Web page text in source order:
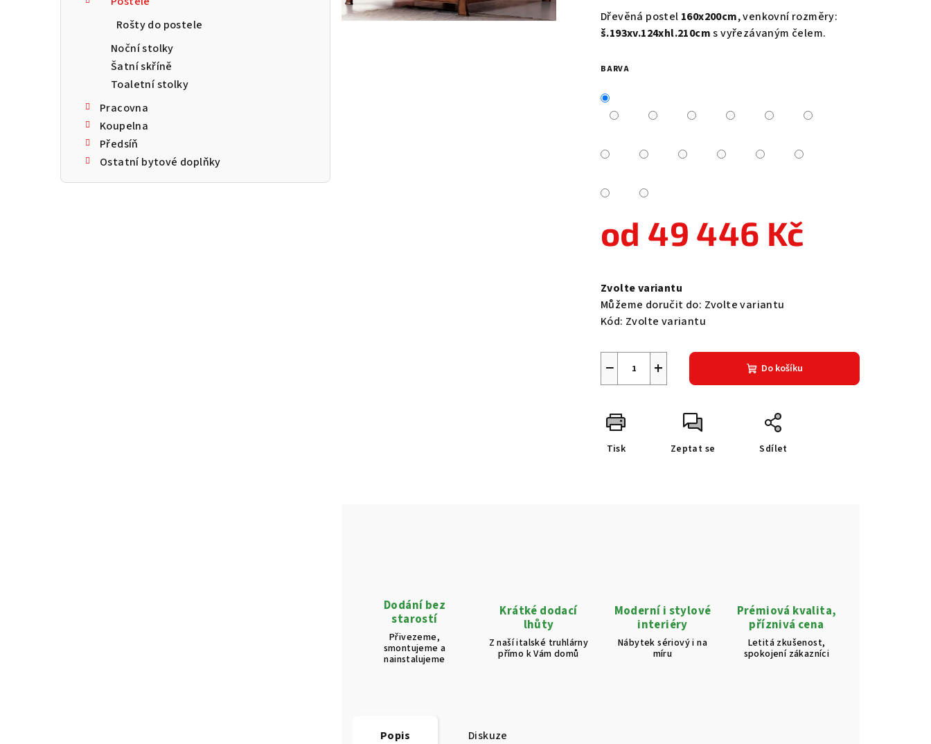
Rošty do postele
Noční stolky
Šatní skříně
Toaletní stolky
Pracovna
Koupelna
Předsíň
Ostatní bytové doplňky
produktu
je
hvězdiček.
Dřevěná postel 160x200cm, venkovní rozměry:
š.193xv.124xhl.210cms vyřezávaným čelem.
BARVA
od 49 446 Kč
cena:
Zvolte variantu
Můžeme doručit do: Zvolte variantu
Kód: Zvolte variantu
+
− Do košíku
Tisk Zeptat se Sdílet
Dodání bez
starostí
Přivezeme,
smontujeme a
nainstalujeme
Krátké dodací
lhůty
Z naší italské truhlárny
přímo k Vám domů
Moderní i stylové
interiéry
Nábytek sériový i na
míru
Prémiová kvalita,
příznivá cena
Letitá zkušenost,
spokojení zákazníci
Popis Diskuze